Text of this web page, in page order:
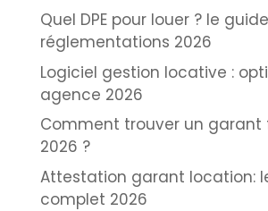
Quel DPE pour louer ? le
réglementations 2026
Logiciel gestion locative :
agence 2026
Comment trouver un garant
2026 ?
Attestation garant location:
complet 2026